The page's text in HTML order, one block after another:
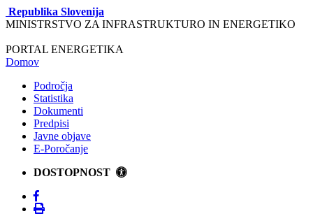
Republika Slovenija
MINISTRSTVO ZA INFRASTRUKTURO IN ENERGETIKO
PORTAL ENERGETIKA
Domov
Področja
Statistika
Dokumenti
Predpisi
Javne objave
E-Poročanje
DOSTOPNOST